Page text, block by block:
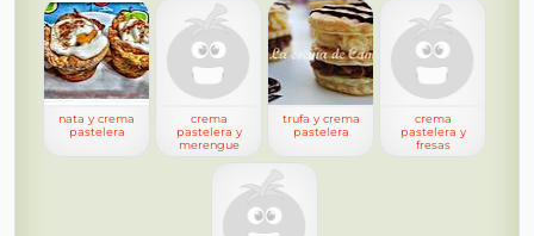
nata y crema
pastelera
crema
pastelera y
merengue
trufa y crema
pastelera
crema
pastelera y
fresas